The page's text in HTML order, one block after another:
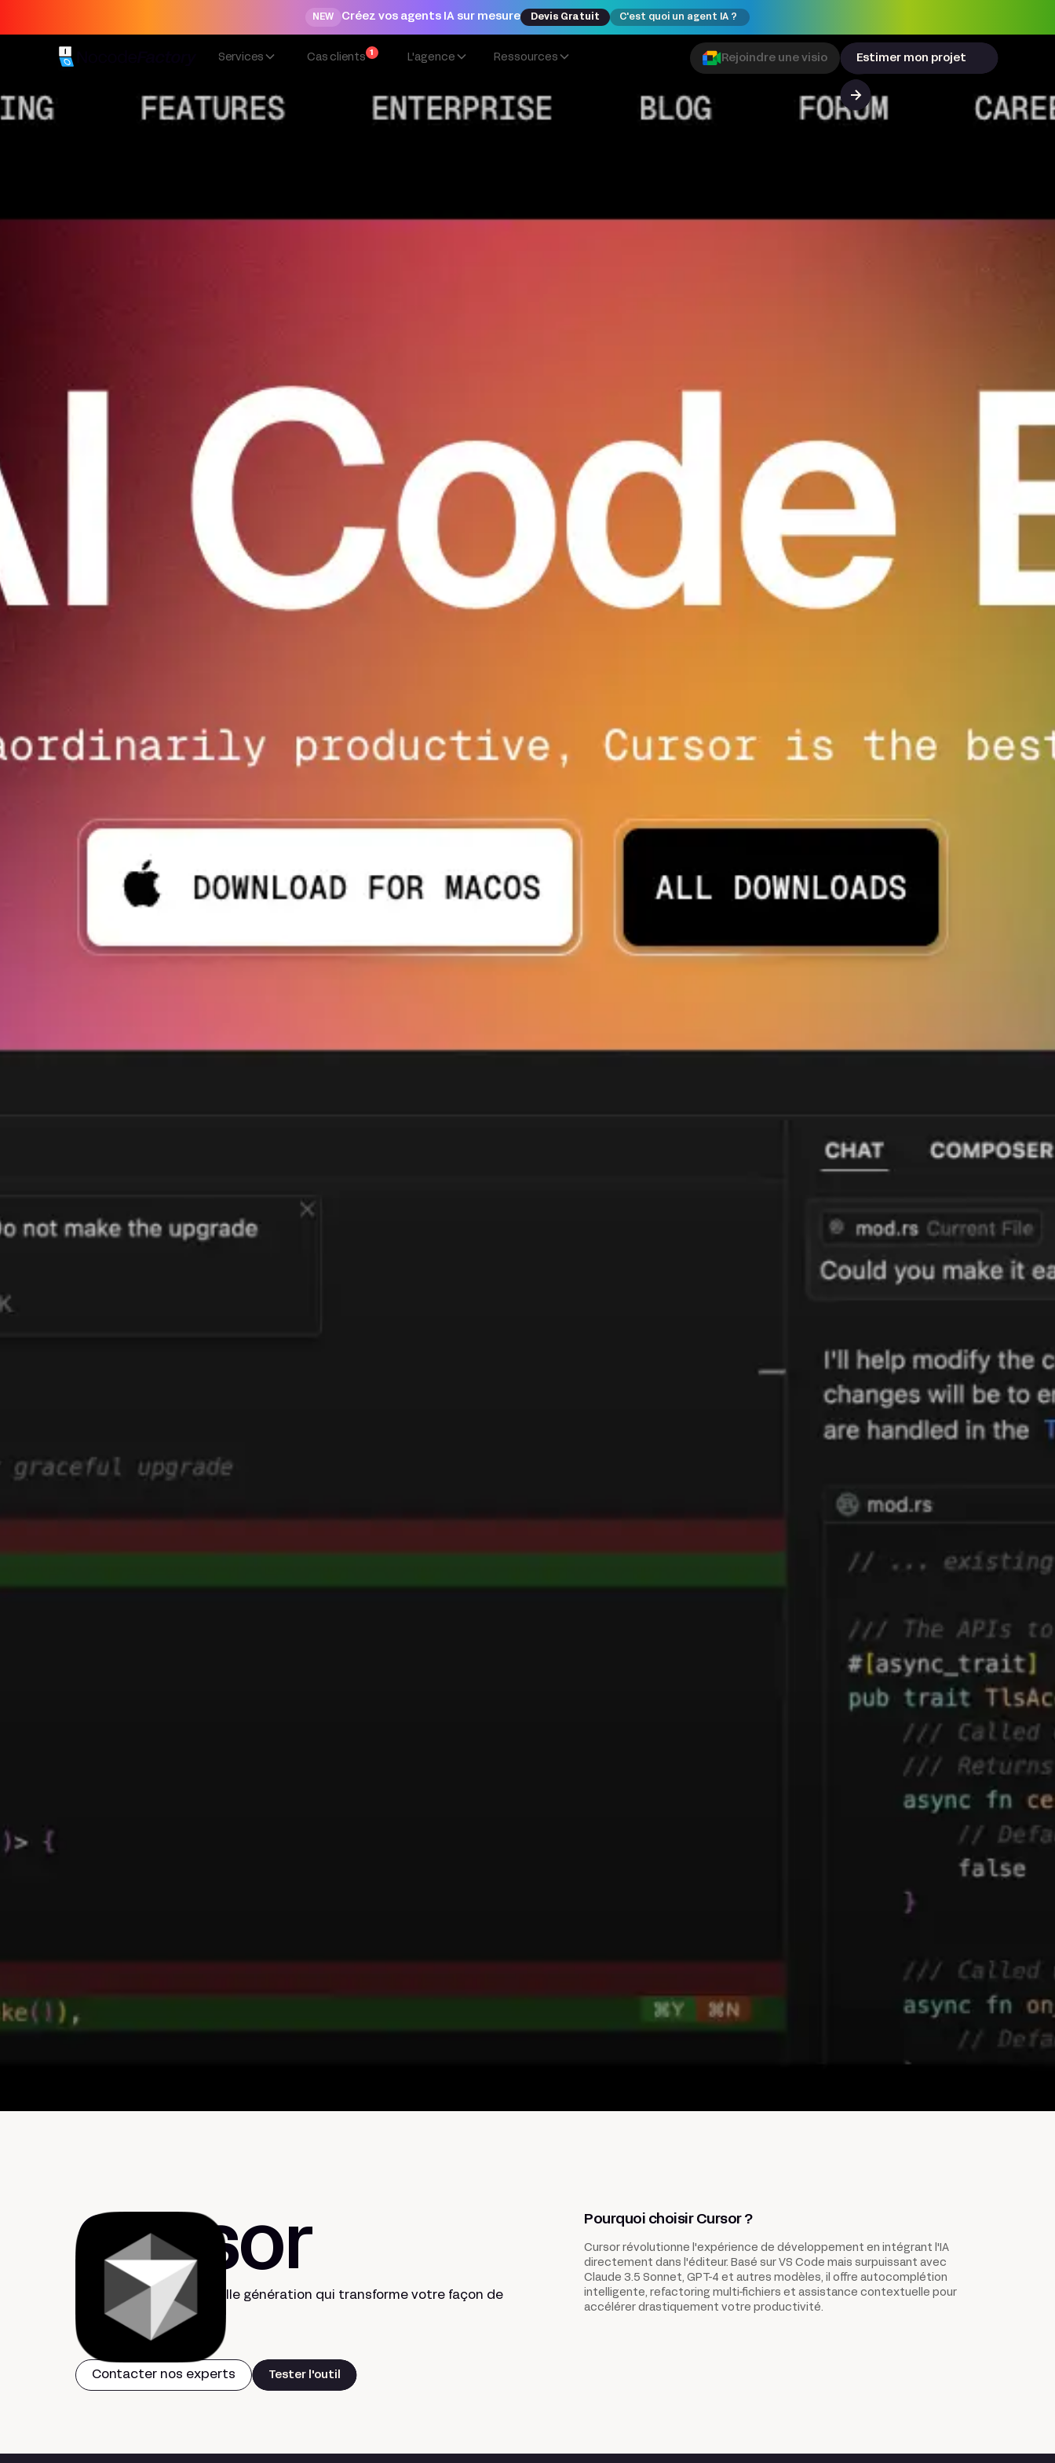
NEW Créez vos agents IA sur mesure Devis Gratuit C'est quoi un agent IA ?
Services Cas clients
1
L'agence Ressources Rejoindre une visio Estimer mon projet
Cursor
L'éditeur de code nouvelle génération qui transforme votre façon de
développer avec l'IA.
Contacter nos experts Tester l'outil
Pourquoi choisir Cursor ?
Cursor révolutionne l'expérience de développement en intégrant l'IA
directement dans l'éditeur. Basé sur VS Code mais surpuissant avec
Claude 3.5 Sonnet, GPT-4 et autres modèles, il offre autocomplétion
intelligente, refactoring multi-fichiers et assistance contextuelle pour
accélérer drastiquement votre productivité.